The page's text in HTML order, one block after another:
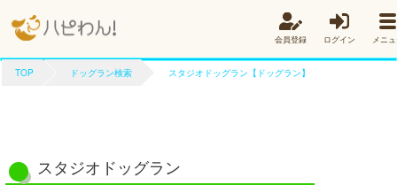
会員登録 ログイン メニ
TOP ドッグラン検索 スタジオドッグラン【ドッグラン】
スタジオドッグラン